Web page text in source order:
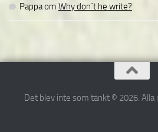
Pappaom Why don´t he write?
Det blev inte som tänkt © 2026.